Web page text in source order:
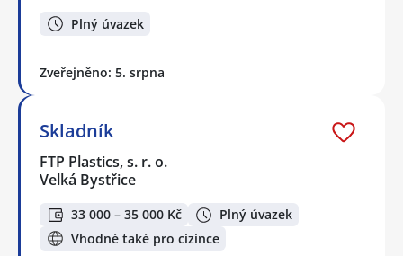
Plný úvazek
Zveřejněno: 5. srpna
Skladník
FTP Plastics, s. r. o.
Velká Bystřice
33 000 – 35 000 Kč
Plný úvazek
Vhodné také pro cizince